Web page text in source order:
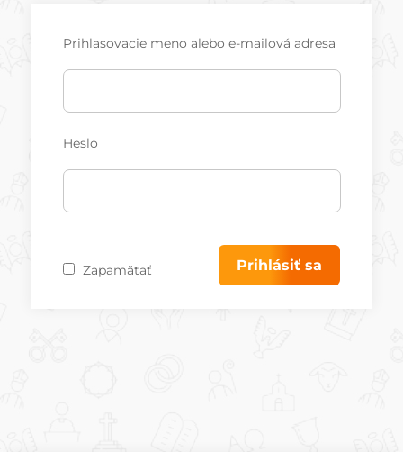
Prihlasovacie meno alebo e-mailová adresa
Heslo
Zapamätať